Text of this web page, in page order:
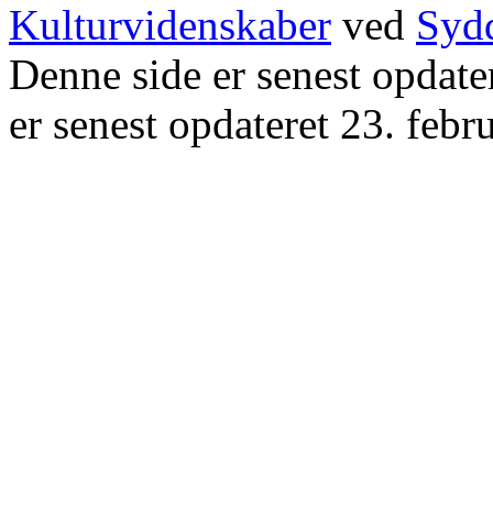
Kulturvidenskaber ved
Denne side er senest
er senest opdateret 23.